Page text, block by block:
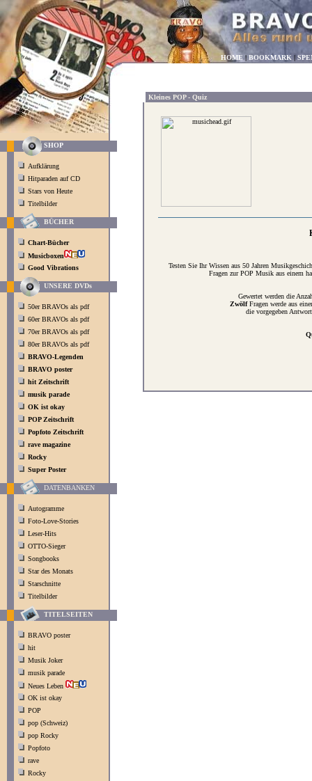
HOME | BOOKMARK |
SHOP
Aufklärung
Hitparaden auf CD
Stars von Heute
Titelbilder
BÜCHER
Chart-Bücher
Musicboxen
Good Vibrations
UNSERE DVDs
50er BRAVOs als pdf
60er BRAVOs als pdf
70er BRAVOs als pdf
80er BRAVOs als pdf
BRAVO-Legenden
BRAVO poster
hit Zeitschrift
musik parade
OK ist okay
POP Zeitschrift
Popfoto Zeitschrift
rave magazine
Rocky
Super Poster
DATENBANKEN
Autogramme
Foto-Love-Stories
Leser-Hits
OTTO-Sieger
Songbooks
Star des Monats
Starschnitte
Titelbilder
TITELSEITEN
BRAVO poster
hit
Musik Joker
musik parade
Neues Leben
OK ist okay
POP
pop (Schweiz)
pop Rocky
Popfoto
rave
Rocky
Kleines POP - Quiz
Testen Sie Ihr Wissen aus 50 Jahren
Fragen zur POP Musik aus einem
Gewertet werden die
ZwölfFragen werde aus
die vorgegeben